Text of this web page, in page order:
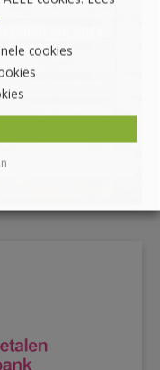
via onze
cookies